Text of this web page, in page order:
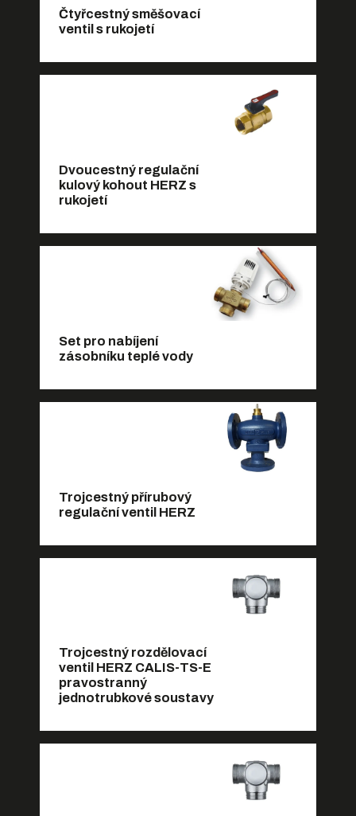
Čtyřcestný směšovací
ventil s rukojetí
Dvoucestný regulační
kulový kohout HERZ s
rukojetí
Set pro nabíjení
zásobníku teplé vody
Trojcestný přírubový
regulační ventil HERZ
Trojcestný rozdělovací
ventil HERZ CALIS-TS-E
pravostranný
jednotrubkové soustavy